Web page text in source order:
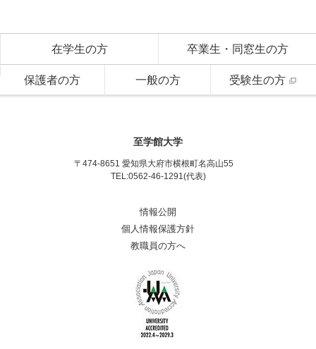
在学生の方 卒業生・同窓生の方
保護者の方 一般の方 受験生の方
至学館大学
〒474-8651 愛知県大府市横根町名高山55
TEL:0562-46-1291(代表)
情報公開
個人情報保護方針
教職員の方へ